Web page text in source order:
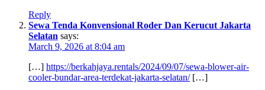
Reply
Sewa Tenda Konvensional Roder Dan Kerucut Jakarta
Selatan says:
March 9, 2026 at 8:04 am
[…] https://berkahjaya.rentals/2024/09/07/sewa-blower-air-
cooler-bundar-area-terdekat-jakarta-selatan/[…]